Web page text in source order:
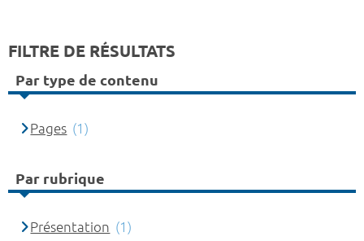
FILTRE DE RÉSULTATS
Par type de contenu
Pages (1)
Par rubrique
Présentation (1)